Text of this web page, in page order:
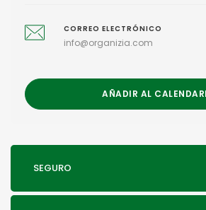
CORREO ELECTRÓNICO
info@organizia.com
AÑADIR AL
SEGURO